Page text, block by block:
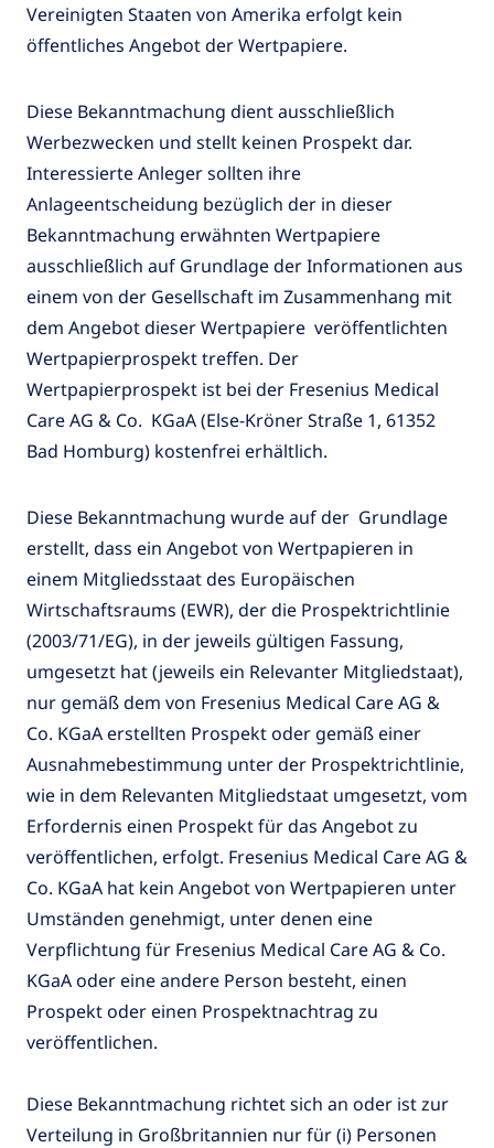
Vereinigten Staaten von Amerika erfolgt kein
öffentliches Angebot der Wertpapiere.
Diese Bekanntmachung dient ausschließlich
Werbezwecken und stellt keinen Prospekt dar.
Interessierte Anleger sollten ihre
Anlageentscheidung bezüglich der in dieser
Bekanntmachung erwähnten Wertpapiere
ausschließlich auf Grundlage der Informationen aus
einem von der Gesellschaft im Zusammenhang mit
dem Angebot dieser Wertpapiere veröffentlichten
Wertpapierprospekt treffen. Der
Wertpapierprospekt ist bei der Fresenius Medical
Care AG & Co. KGaA (Else-Kröner Straße 1, 61352
Bad Homburg) kostenfrei erhältlich.
Diese Bekanntmachung wurde auf der Grundlage
erstellt, dass ein Angebot von Wertpapieren in
einem Mitgliedsstaat des Europäischen
Wirtschaftsraums (EWR), der die Prospektrichtlinie
(2003/71/EG), in der jeweils gültigen Fassung,
umgesetzt hat (jeweils ein Relevanter Mitgliedstaat),
nur gemäß dem von Fresenius Medical Care AG &
Co. KGaA erstellten Prospekt oder gemäß einer
Ausnahmebestimmung unter der Prospektrichtlinie,
wie in dem Relevanten Mitgliedstaat umgesetzt, vom
Erfordernis einen Prospekt für das Angebot zu
veröffentlichen, erfolgt. Fresenius Medical Care AG &
Co. KGaA hat kein Angebot von Wertpapieren unter
Umständen genehmigt, unter denen eine
Verpflichtung für Fresenius Medical Care AG & Co.
KGaA oder eine andere Person besteht, einen
Prospekt oder einen Prospektnachtrag zu
veröffentlichen.
Diese Bekanntmachung richtet sich an oder ist zur
Verteilung in Großbritannien nur für (i) Personen